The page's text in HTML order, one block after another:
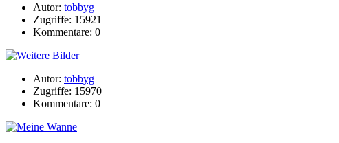
Autor: tobbyg
Zugriffe: 15921
Kommentare: 0
Autor: tobbyg
Zugriffe: 15970
Kommentare: 0